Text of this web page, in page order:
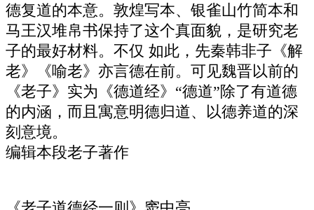
德复道的本意。敦煌写本、银雀山竹简本和
马王汉堆帛书保持了这个真面貌，是研究老
子的最好材料。不仅 如此，先秦韩非子《解
老》《喻老》亦言德在前。可见魏晋以前的
《老子》实为《德道经》“德道”除了有道德
的内涵，而且寓意明德归道、以德养道的深
刻意境。
编辑本段老子著作